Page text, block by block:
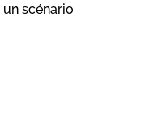
un scénario